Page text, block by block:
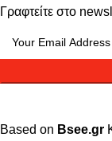
Γραφτείτε στο
Based on Bsee.gr